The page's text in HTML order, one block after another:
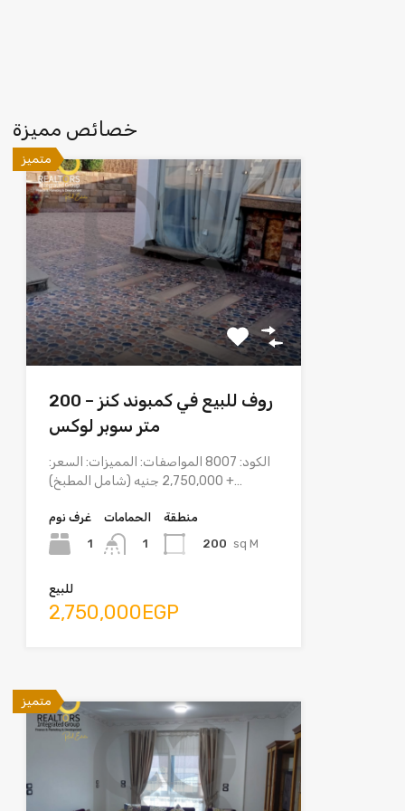
خصائص مميزة
متميز
روف للبيع في كمبوند كنز – 200
متر سوبر لوكس
الكود: 8007 المواصفات: المميزات: السعر:
2,750,000 جنيه (شامل المطبخ) +…
غرف نوم
1
الحمامات
1
منطقة
200 sq M
للبيع
2,750,000EGP
متميز